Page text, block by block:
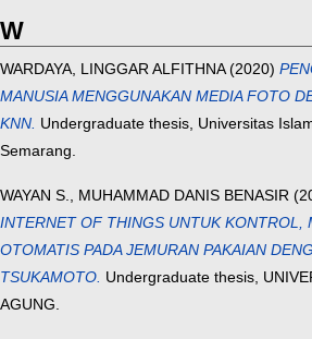
W
WARDAYA, LINGGAR ALFITHNA(2020)
MANUSIA MENGGUNAKAN MEDIA FOTO
KNN. Undergraduate thesis, Universitas
Semarang.
WAYAN S., MUHAMMAD DANIS BENASIR
INTERNET OF THINGS UNTUK KONTROL,
OTOMATIS PADA JEMURAN PAKAIAN
TSUKAMOTO. Undergraduate thesis,
AGUNG.